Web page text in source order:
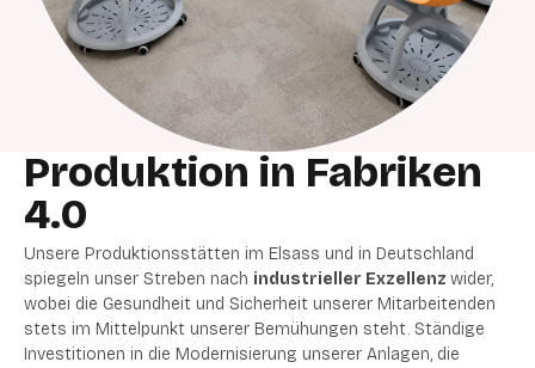
Produktion in Fabriken
4.0
Unsere Produktionsstätten im Elsass und in Deutschland
spiegeln unser Streben nach industrieller Exzellenz wider,
wobei die Gesundheit und Sicherheit unserer Mitarbeitenden
stets im Mittelpunkt unserer Bemühungen steht. Ständige
Investitionen in die Modernisierung unserer Anlagen, die